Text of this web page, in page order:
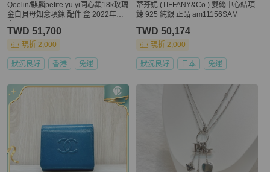
Qeelin/麒麟petite yu yi同心鎖18k玫瑰
金白貝母如意項鍊 配件 盒 2022年保
TWD 51,700
現折 2,000
狀況良好 香港 免運
蒂芬妮 (TIFFANY&Co.) 雙繩中心結項
鍊 925 純銀 正品 am11156SAM
TWD 50,174
現折 2,000
狀況良好 日本 免運